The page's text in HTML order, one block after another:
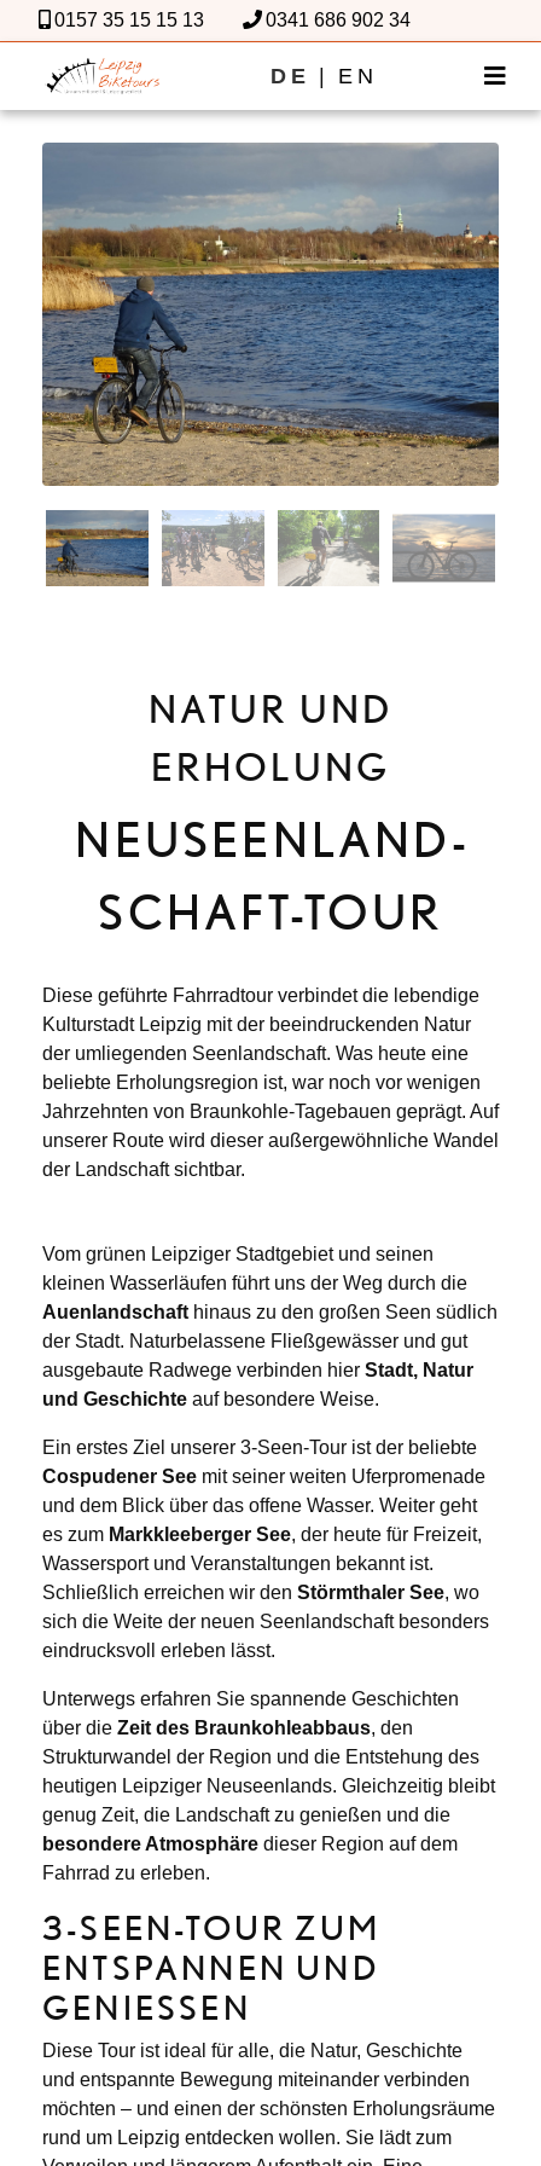
0157 35 15 15 13 0341 686 902 34
DE | EN
NATUR UND
ERHOLUNG
NEUSEEN­LAND­
SCHAFT-TOUR
Diese geführte Fahrradtour verbindet die lebendige
Kulturstadt Leipzig mit der beeindruckenden Natur
der umliegenden Seenlandschaft. Was heute eine
beliebte Erholungsregion ist, war noch vor wenigen
Jahrzehnten von Braunkohle-Tagebauen geprägt. Auf
unserer Route wird dieser außergewöhnliche Wandel
der Landschaft sichtbar.
Vom grünen Leipziger Stadtgebiet und seinen
kleinen Wasserläufen führt uns der Weg durch die
Auenlandschaft hinaus zu den großen Seen südlich
der Stadt. Naturbelassene Fließgewässer und gut
ausgebaute Radwege verbinden hier Stadt, Natur
und Geschichte auf besondere Weise.
Ein erstes Ziel unserer 3-Seen-Tour ist der beliebte
Cospudener See mit seiner weiten Uferpromenade
und dem Blick über das offene Wasser. Weiter geht
es zum Markkleeberger See, der heute für Freizeit,
Wassersport und Veranstaltungen bekannt ist.
Schließlich erreichen wir den Störmthaler See, wo
sich die Weite der neuen Seenlandschaft besonders
eindrucksvoll erleben lässt.
Unterwegs erfahren Sie spannende Geschichten
über die Zeit des Braunkohleabbaus, den
Strukturwandel der Region und die Entstehung des
heutigen Leipziger Neuseenlands. Gleichzeitig bleibt
genug Zeit, die Landschaft zu genießen und die
besondere Atmosphäre dieser Region auf dem
Fahrrad zu erleben.
3-SEEN-TOUR ZUM
ENTSPANNEN UND
GENIESSEN
Diese Tour ist ideal für alle, die Natur, Geschichte
und entspannte Bewegung miteinander verbinden
möchten – und einen der schönsten Erholungsräume
rund um Leipzig entdecken wollen. Sie lädt zum